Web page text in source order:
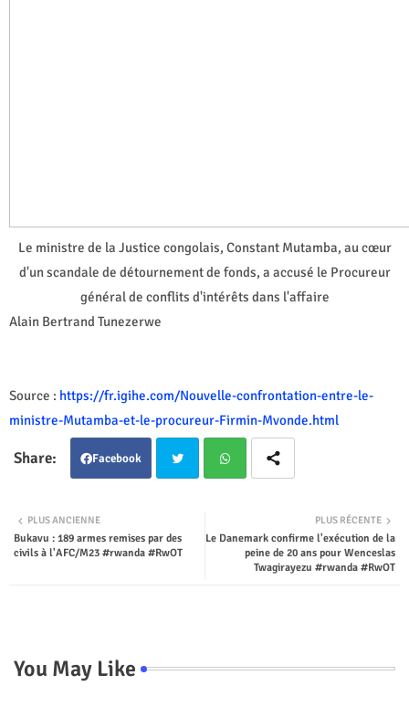
Le ministre de la Justice congolais, Constant Mutamba, au cœur
d'un scandale de détournement de fonds, a accusé le Procureur
général de conflits d'intérêts dans l'affaire
Alain Bertrand Tunezerwe
Source : https://fr.igihe.com/Nouvelle-confrontation-entre-le-
ministre-Mutamba-et-le-procureur-Firmin-Mvonde.html
Facebook
ter tsap
PLUS RÉCENTE
Le Danemark confirme l'exécution de la
peine de 20 ans pour Wenceslas
Twagirayezu #rwanda #RwOT
PLUS ANCIENNE
Bukavu : 189 armes remises par des
civils à l'AFC/M23 #rwanda #RwOT
You May Like